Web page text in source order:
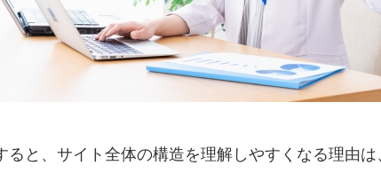
と、サイト全体の構造を理解しやすくなる理由